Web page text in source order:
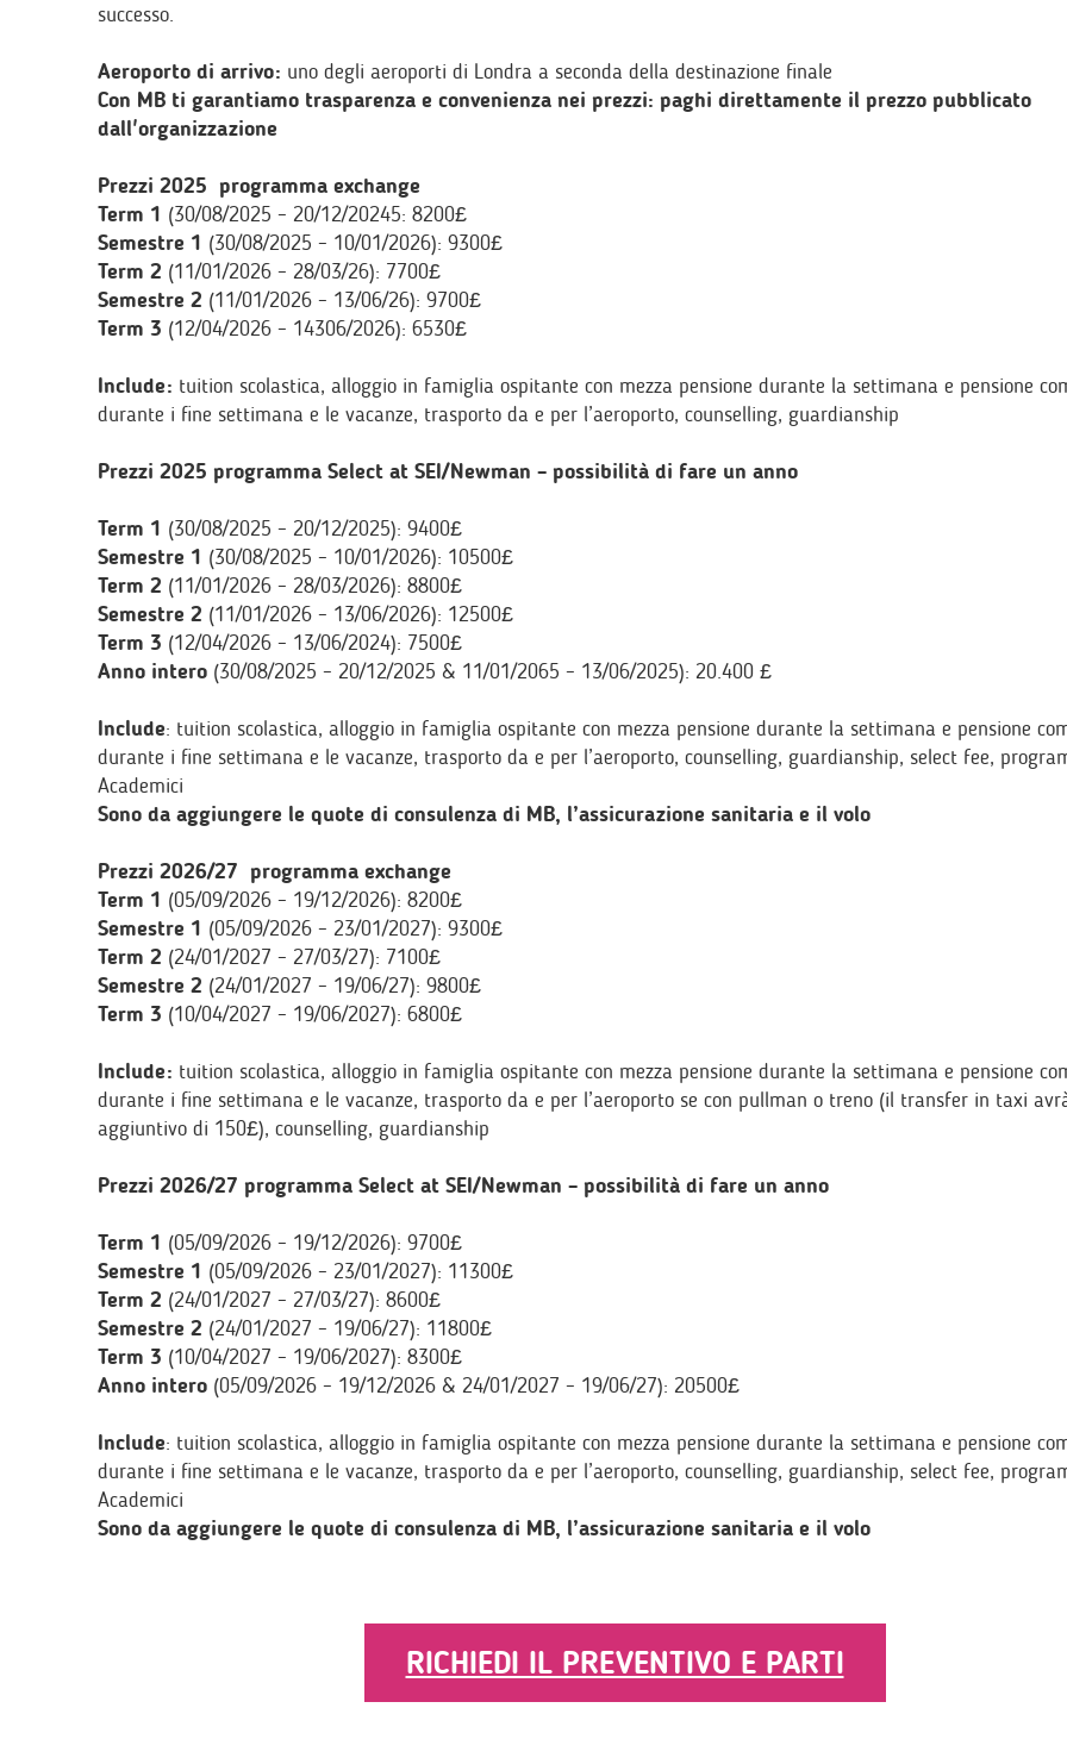
successo.
Aeroporto di arrivo: uno degli aeroporti di Londra a seconda della destinazione finale
Con MB ti garantiamo trasparenza e convenienza nei prezzi: paghi direttamente il prezzo pubblicato
dall'organizzazione
Prezzi 2025 programma exchange
Term 1 (30/08/2025 – 20/12/20245: 8200£
Semestre 1 (30/08/2025 – 10/01/2026): 9300£
Term 2 (11/01/2026 – 28/03/26): 7700£
Semestre 2 (11/01/2026 – 13/06/26): 9700£
Term 3 (12/04/2026 – 14306/2026): 6530£
Include: tuition scolastica, alloggio in famiglia ospitante con mezza pensione durante la settimana e pensione
durante i fine settimana e le vacanze, trasporto da e per l’aeroporto, counselling, guardianship
Prezzi 2025 programma Select at SEI/Newman – possibilità di fare un anno
Term 1 (30/08/2025 – 20/12/2025): 9400£
Semestre 1 (30/08/2025 – 10/01/2026): 10500£
Term 2 (11/01/2026 – 28/03/2026): 8800£
Semestre 2 (11/01/2026 – 13/06/2026): 12500£
Term 3 (12/04/2026 – 13/06/2024): 7500£
Anno intero (30/08/2025 – 20/12/2025 & 11/01/2065 – 13/06/2025): 20.400 £
Include: tuition scolastica, alloggio in famiglia ospitante con mezza pensione durante la settimana e pensione
durante i fine settimana e le vacanze, trasporto da e per l’aeroporto, counselling, guardianship, select fee,
Academici
Sono da aggiungere le quote di consulenza di MB, l’assicurazione sanitaria e il volo
Prezzi 2026/27 programma exchange
Term 1 (05/09/2026 – 19/12/2026): 8200£
Semestre 1 (05/09/2026 – 23/01/2027): 9300£
Term 2 (24/01/2027 – 27/03/27): 7100£
Semestre 2 (24/01/2027 – 19/06/27): 9800£
Term 3 (10/04/2027 – 19/06/2027): 6800£
Include: tuition scolastica, alloggio in famiglia ospitante con mezza pensione durante la settimana e pensione
durante i fine settimana e le vacanze, trasporto da e per l’aeroporto se con pullman o treno (il transfer in taxi
aggiuntivo di 150£), counselling, guardianship
Prezzi 2026/27 programma Select at SEI/Newman – possibilità di fare un anno
Term 1 (05/09/2026 – 19/12/2026): 9700£
Semestre 1 (05/09/2026 – 23/01/2027): 11300£
Term 2 (24/01/2027 – 27/03/27): 8600£
Semestre 2 (24/01/2027 – 19/06/27): 11800£
Term 3 (10/04/2027 – 19/06/2027): 8300£
Anno intero (05/09/2026 – 19/12/2026 & 24/01/2027 – 19/06/27): 20500£
Include: tuition scolastica, alloggio in famiglia ospitante con mezza pensione durante la settimana e pensione
durante i fine settimana e le vacanze, trasporto da e per l’aeroporto, counselling, guardianship, select fee,
Academici
Sono da aggiungere le quote di consulenza di MB, l’assicurazione sanitaria e il volo
RICHIEDI IL PREVENTIVO E PARTI